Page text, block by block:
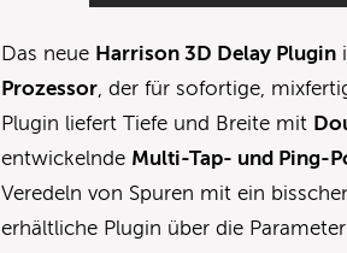
Das neue Harrison3D Delay Plugin
Prozessor, der für sofortige,
Plugin liefert Tiefe und Breite mit
entwickelnde Multi-Tap- und Ping-
Veredeln von Spuren mit ein
erhältliche Plugin über die